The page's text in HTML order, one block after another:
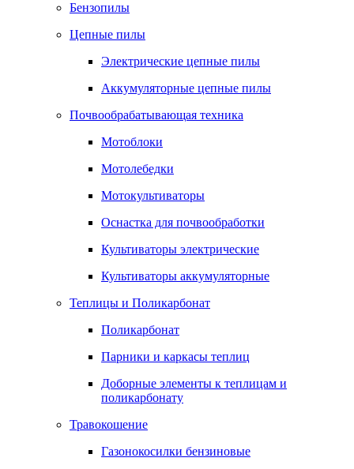
Бензопилы
Цепные пилы
Электрические цепные пилы
Аккумуляторные цепные пилы
Почвообрабатывающая техника
Мотоблоки
Мотолебедки
Мотокультиваторы
Оснастка для почвообработки
Культиваторы электрические
Культиваторы аккумуляторные
Теплицы и Поликарбонат
Поликарбонат
Парники и каркасы теплиц
Доборные элементы к теплицам и
поликарбонату
Травокошение
Газонокосилки бензиновые